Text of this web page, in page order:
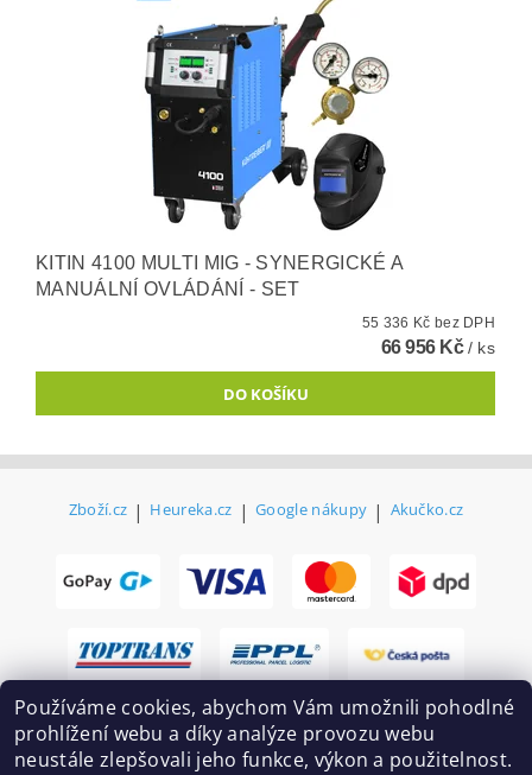
KITIN 4100 MULTI MIG - SYNERGICKÉ A
MANUÁLNÍ OVLÁDÁNÍ - SET
55 336 Kč bez DPH
66 956 Kč/ ks
Zboží.cz | Heureka.cz | Google nákupy | Akučko.cz
Používáme cookies, abychom Vám umožnili pohodlné
prohlížení webu a díky analýze provozu webu
neustále zlepšovali jeho funkce, výkon a použitelnost.